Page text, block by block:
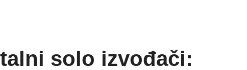
solo izvođači: